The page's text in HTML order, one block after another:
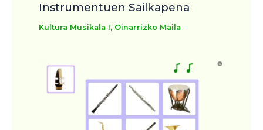
Instrumentuen Sailkapena
Kultura Musikala I, Oinarrizko Maila